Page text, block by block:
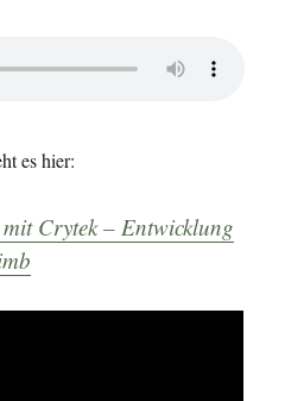
es hier:
Crytek – Entwicklung